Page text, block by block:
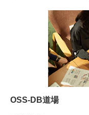
OSS-DB道場